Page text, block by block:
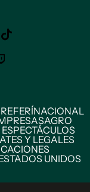
REFERÍNACIONAL
AGRO
Y LEGALES
UNIDOS